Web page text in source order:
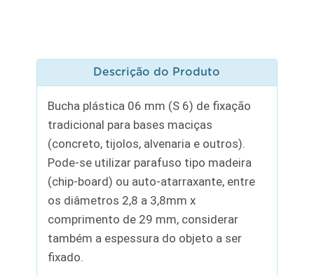
Descrição do Produto
Bucha plástica 06 mm (S 6) de fixação
tradicional para bases maciças
(concreto, tijolos, alvenaria e outros).
Pode-se utilizar parafuso tipo madeira
(chip-board) ou auto-atarraxante, entre
os diâmetros 2,8 a 3,8mm x
comprimento de 29 mm, considerar
também a espessura do objeto a ser
fixado.